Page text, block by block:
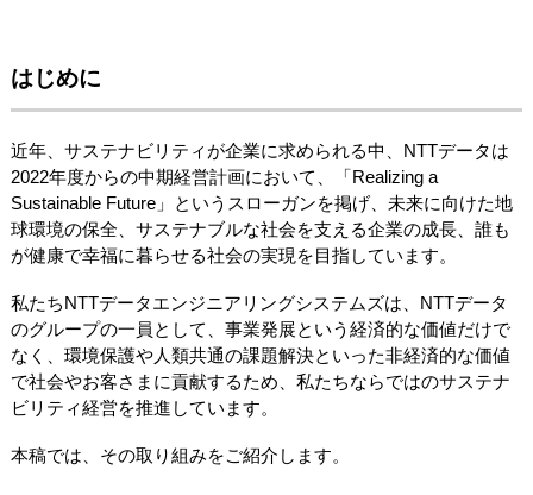
はじめに
近年、サステナビリティが企業に求められる中、NTTデータは
2022年度からの中期経営計画において、「Realizing a
Sustainable Future」というスローガンを掲げ、未来に向けた地
球環境の保全、サステナブルな社会を支える企業の成長、誰も
が健康で幸福に暮らせる社会の実現を目指しています。
私たちNTTデータエンジニアリングシステムズは、NTTデータ
のグループの一員として、事業発展という経済的な価値だけで
なく、環境保護や人類共通の課題解決といった非経済的な価値
で社会やお客さまに貢献するため、私たちならではのサステナ
ビリティ経営を推進しています。
本稿では、その取り組みをご紹介します。